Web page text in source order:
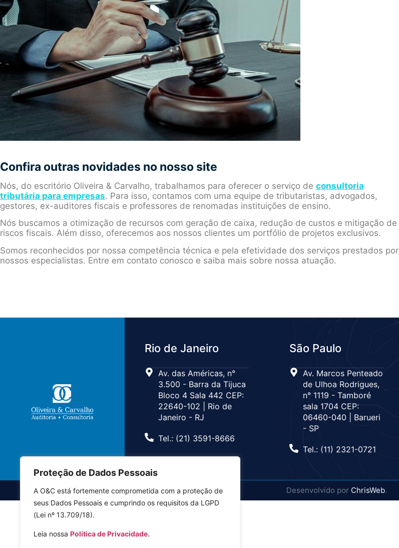
Proteção de Dados Pessoais
A O&C está fortemente comprometida com a proteção de
seus Dados Pessoais e cumprindo os requisitos da LGPD
(Lei nº 13.709/18).
Leia nossa Política de Privacidade.
Confira outras novidades no nosso site
Nós, do escritório Oliveira & Carvalho, trabalhamos para oferecer o serviço de consultoria
tributária para empresas. Para isso, contamos com uma equipe de tributaristas, advogados,
gestores, ex-auditores fiscais e professores de renomadas instituições de ensino.
Nós buscamos a otimização de recursos com geração de caixa, redução de custos e mitigação de
riscos fiscais. Além disso, oferecemos aos nossos clientes um portfólio de projetos exclusivos.
Somos reconhecidos por nossa competência técnica e pela efetividade dos serviços prestados por
nossos especialistas. Entre em contato conosco e saiba mais sobre nossa atuação.
Rio de Janeiro
Av. das Américas, n°
3.500 - Barra da Tijuca
Bloco 4 Sala 442 CEP:
22640-102 | Rio de
Janeiro - RJ
Tel.: (21) 3591-8666
São Paulo
Av. Marcos Penteado
de Ulhoa Rodrigues,
n° 1119 - Tamboré
sala 1704 CEP:
06460-040 | Barueri
- SP
Tel.: (11) 2321-0721
Desenvolvido por ChrisWeb.